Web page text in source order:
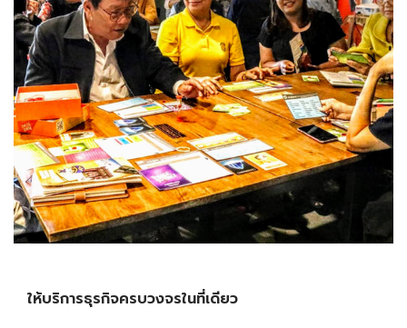
ให้บริการธุรกิจครบวงจรในที่เดียว